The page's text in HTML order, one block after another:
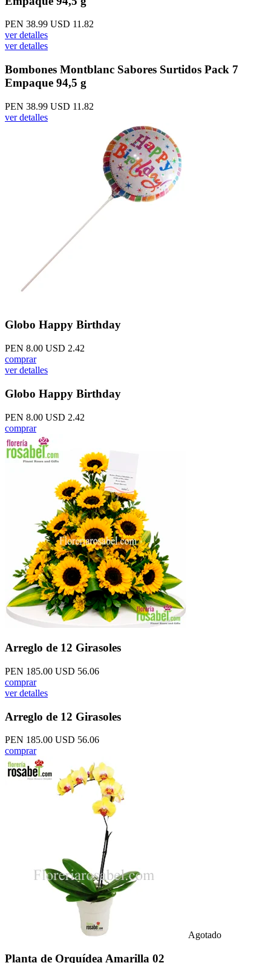
PEN 38.99 USD 11.82
ver detalles
ver detalles
Bombones Montblanc Sabores Surtidos Pack 7
Empaque 94,5 g
PEN 38.99 USD 11.82
ver detalles
Globo Happy Birthday
PEN 8.00 USD 2.42
comprar
ver detalles
Globo Happy Birthday
PEN 8.00 USD 2.42
comprar
Arreglo de 12 Girasoles
PEN 185.00 USD 56.06
comprar
ver detalles
Arreglo de 12 Girasoles
PEN 185.00 USD 56.06
comprar
Agotado
Planta de Orquídea Amarilla 02